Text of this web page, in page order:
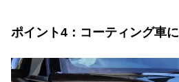
ポイント4：コーティング車